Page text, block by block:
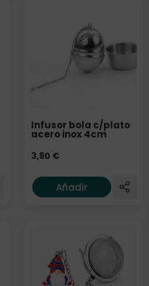
Infusor bola c/plato
acero inox 4cm
3,90 €
Añadir